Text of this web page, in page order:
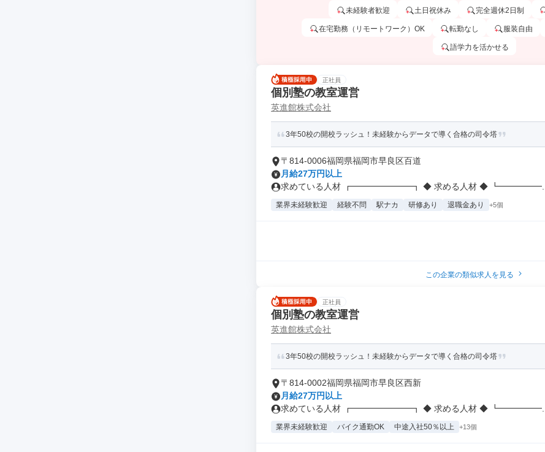
未経験者歓迎 土日祝休み 完全週休2日制
在宅勤務（リモートワーク）OK 転勤なし 服装自由
語学力を活かせる
正社員
個別塾の教室運営
英進館株式会社
3年50校の開校ラッシュ！未経験からデータで導く合格の司令塔
〒814-0006福岡県福岡市早良区百道
月給27万円以上
求めている人材 ┏━━━━━━━┓ ◆ 求める人材 ◆ ┗━━━━━...
業界未経験歓迎 経験不問 駅ナカ 研修あり 退職金あり +5個
この企業の類似求人を見る
正社員
個別塾の教室運営
英進館株式会社
3年50校の開校ラッシュ！未経験からデータで導く合格の司令塔
〒814-0002福岡県福岡市早良区西新
月給27万円以上
求めている人材 ┏━━━━━━━┓ ◆ 求める人材 ◆ ┗━━━━━...
業界未経験歓迎 バイク通勤OK 中途入社50％以上 +13個